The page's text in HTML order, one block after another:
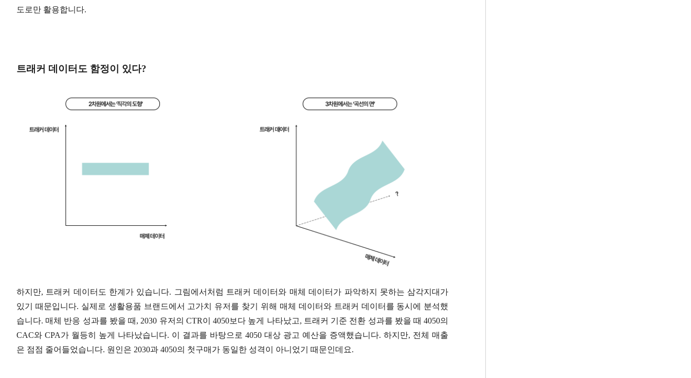
도로만 활용합니다.
트래커 데이터도 함정이 있다?
하지만, 트래커 데이터도 한계가 있습니다. 그림에서처럼 트래커 데이터와 매체 데이터가 파악하지 못하는 삼각지대가
있기 때문입니다. 실제로 생활용품 브랜드에서 고가치 유저를 찾기 위해 매체 데이터와 트래커 데이터를 동시에 분석했
습니다. 매체 반응 성과를 봤을 때, 2030 유저의 CTR이 4050보다 높게 나타났고, 트래커 기준 전환 성과를 봤을 때 4050의
CAC와 CPA가 월등히 높게 나타났습니다. 이 결과를 바탕으로 4050 대상 광고 예산을 증액했습니다. 하지만, 전체 매출
은 점점 줄어들었습니다. 원인은 2030과 4050의 첫구매가 동일한 성격이 아니었기 때문인데요.